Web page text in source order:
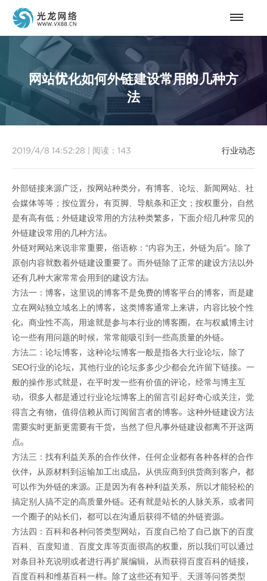
网站优化如何外链建设常用的几种方
法
行业动态
2019/4/8 14:52:28 阅读： 143
外部链接来源广泛，按网站种类分，有博客、论坛、新闻网站、社
会媒体等等；按位置分，有页脚、导航条和正文；按权重分，自然
是有高有低；外链建设常用的方法种类繁多，下面介绍几种常见的
外链建设常用的几种方法。
外链对网站来说非常重要，俗语称：“内容为王，外链为后”。除了
原创内容就数着外链建设重要了。而外链除了正常的建设方法以外
还有几种大家常常会用到的建设方法。
方法一：博客，这里说的博客不是免费的博客平台的博客，而是建
立在网站独立域名上的博客，这类博客通常上来讲，内容比较个性
化，商业性不高，用途就是参与本行业的博客圈，在与权威博主讨
论一些有用问题的时候，常常能吸引到一些高质量的外链。
方法二：论坛博客，这种论坛博客一般是指各大行业论坛，除了
SEO行业的论坛，其他行业的论坛多多少少都会允许留下链接。一
般的操作形式就是，在平时发一些有价值的评论，经常与博主互
动，很多人都是通过行业论坛博客上的留言引起好奇心或关注，觉
得言之有物，值得信赖从而订阅留言者的博客。这种外链建设方法
需要实时更新更需要有干货，当然了但凡事外链建设都离不开这两
点。
方法三：找有利益关系的合作伙伴，任何企业都有各种各样的合作
伙伴，从原材料到运输加工出成品，从供应商到供货商到客户，都
可以作为外链的来源。正是因为有各种利益关系，所以才能轻松的
搞定别人搞不定的高质量外链。还有就是站长的人脉关系，或者同
一个圈子的站长们，都可以在沟通后获得不错的外链资源。
方法四：百科和各种问答类型网站，百度自己给了自己旗下的百度
百科、百度知道、百度文库等页面很高的权重，所以我们可以通过
对条目补充说明或者进行再扩展编辑，从而获得百度百科的链接，
百度百科和维基百科一样。除了这些还有知乎、天涯等问答类型